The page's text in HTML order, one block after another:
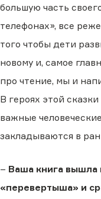
большую часть
телефонах», все
того чтобы дети
новому и, самое
про чтение, мы и
В героях этой
важные
закладываются в
– Ваша книга вышла
«перевертыша» и